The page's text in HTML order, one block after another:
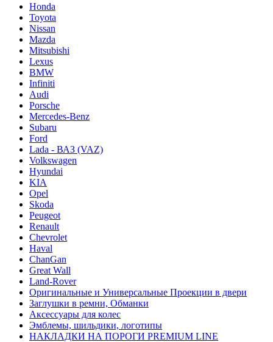
Honda
Toyota
Nissan
Mazda
Mitsubishi
Lexus
BMW
Infiniti
Audi
Porsche
Mercedes-Benz
Subaru
Ford
Lada - ВАЗ (VAZ)
Volkswagen
Hyundai
KIA
Opel
Skoda
Peugeot
Renault
Chevrolet
Haval
ChanGan
Great Wall
Land-Rover
Оригинальные и Универсальные Проекции в двери
Заглушки в ремни, Обманки
Аксессуары для колес
Эмблемы, шильдики, логотипы
НАКЛАДКИ НА ПОРОГИ PREMIUM LINE